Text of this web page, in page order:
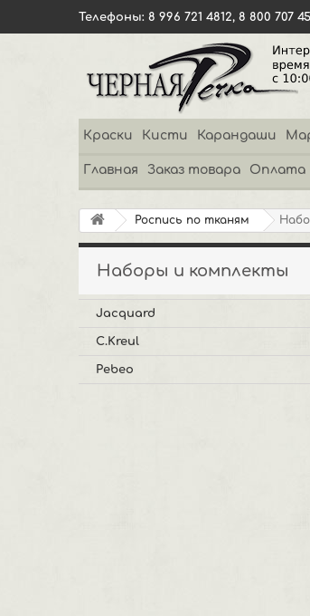
Телефоны: 8 996 721 4812, 8 800 707
Краски Кисти Карандаши
Главная Заказ товара Оплата
Роспись по тканям
Наборы и комплекты
Jacquard
C.Kreul
Pebeo